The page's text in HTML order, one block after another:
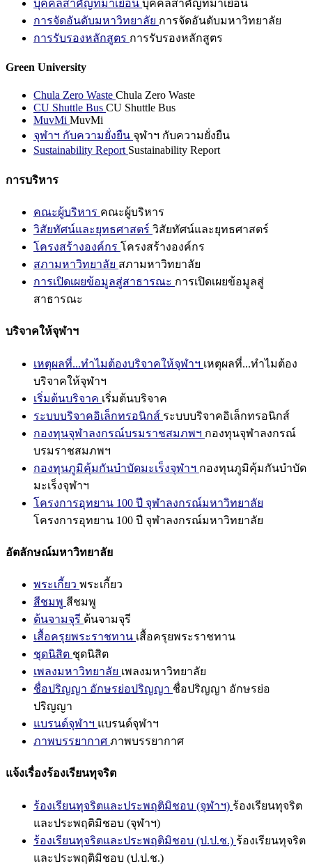
บุคคลสำคัญที่มาเยือน บุคคลสำคัญที่มาเยือน
การจัดอันดับมหาวิทยาลัย การจัดอันดับมหาวิทยาลัย
การรับรองหลักสูตร การรับรองหลักสูตร
Green University
Chula Zero Waste Chula Zero Waste
CU Shuttle Bus CU Shuttle Bus
MuvMi MuvMi
จุฬาฯ กับความยั่งยืน จุฬาฯ กับความยั่งยืน
Sustainability Report Sustainability Report
การบริหาร
คณะผู้บริหาร คณะผู้บริหาร
วิสัยทัศน์และยุทธศาสตร์ วิสัยทัศน์และยุทธศาสตร์
โครงสร้างองค์กร โครงสร้างองค์กร
สภามหาวิทยาลัย สภามหาวิทยาลัย
การเปิดเผยข้อมูลสู่สาธารณะ การเปิดเผยข้อมูลสู่
สาธารณะ
บริจาคให้จุฬาฯ
เหตุผลที่...ทำไมต้องบริจาคให้จุฬาฯ เหตุผลที่...ทำไมต้อง
บริจาคให้จุฬาฯ
เริ่มต้นบริจาค เริ่มต้นบริจาค
ระบบบริจาคอิเล็กทรอนิกส์ ระบบบริจาคอิเล็กทรอนิกส์
กองทุนจุฬาลงกรณ์บรมราชสมภพฯ กองทุนจุฬาลงกรณ์
บรมราชสมภพฯ
กองทุนภูมิคุ้มกันบำบัดมะเร็งจุฬาฯ กองทุนภูมิคุ้มกันบำบัด
มะเร็งจุฬาฯ
โครงการอุทยาน 100 ปี จุฬาลงกรณ์มหาวิทยาลัย
โครงการอุทยาน 100 ปี จุฬาลงกรณ์มหาวิทยาลัย
อัตลักษณ์มหาวิทยาลัย
พระเกี้ยว พระเกี้ยว
สีชมพู สีชมพู
ต้นจามจุรี ต้นจามจุรี
เสื้อครุยพระราชทาน เสื้อครุยพระราชทาน
ชุดนิสิต ชุดนิสิต
เพลงมหาวิทยาลัย เพลงมหาวิทยาลัย
ชื่อปริญญา อักษรย่อปริญญา ชื่อปริญญา อักษรย่อ
ปริญญา
แบรนด์จุฬาฯ แบรนด์จุฬาฯ
ภาพบรรยากาศ ภาพบรรยากาศ
แจ้งเรื่องร้องเรียนทุจริต
ร้องเรียนทุจริตและประพฤติมิชอบ (จุฬาฯ) ร้องเรียนทุจริต
และประพฤติมิชอบ (จุฬาฯ)
ร้องเรียนทุจริตและประพฤติมิชอบ (ป.ป.ช.) ร้องเรียนทุจริต
และประพฤติมิชอบ (ป.ป.ช.)